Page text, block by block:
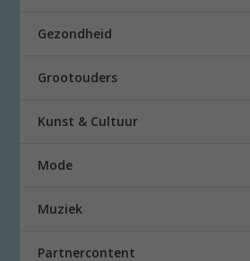
Gezondheid
Grootouders
Kunst & Cultuur
Mode
Muziek
Partnercontent